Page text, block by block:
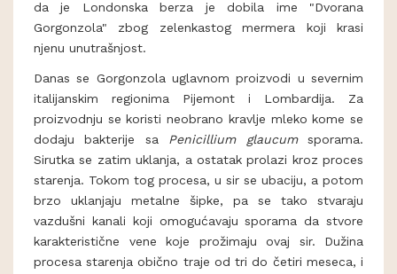
da je Londonska berza je dobila ime "Dvorana
Gorgonzola" zbog zelenkastog mermera koji krasi
njenu unutrašnjost.
Danas se Gorgonzola uglavnom proizvodi u severnim
italijanskim regionima Pijemont i Lombardija. Za
proizvodnju se koristi neobrano kravlje mleko kome se
dodaju bakterije sa
Penicillium glaucumsporama.
Sirutka se zatim uklanja, a ostatak prolazi kroz proces
starenja. Tokom tog procesa, u sir se ubaciju, a potom
brzo uklanjaju metalne šipke, pa se tako stvaraju
vazdušni kanali koji omogućavaju sporama da stvore
karakteristične vene koje prožimaju ovaj sir. Dužina
procesa starenja obično traje od tri do četiri meseca, i